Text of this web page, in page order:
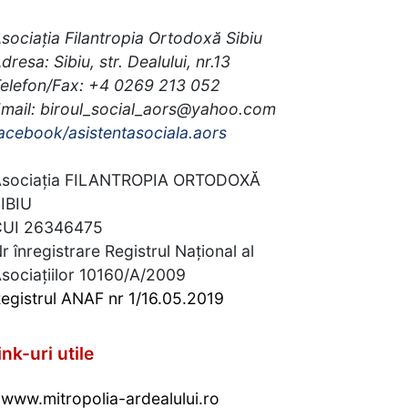
Filantropia Ortodoxă Sibiu
Sibiu, str. Dealului, nr.13
Fax: +4 0269 213 052
biroul_social_aors@yahoo.com
asistentasociala.aors
FILANTROPIA ORTODOXĂ
26346475
înregistrare Registrul Național al
10160/A/2009
ANAF nr 1/16.05.2019
uri utile
www.mitropolia-ardealului.ro